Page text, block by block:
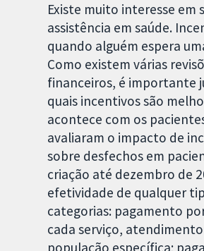
Existe muito interesse
assistência em saúde.
quando alguém espera
Como existem várias
financeiros, é importante
quais incentivos são
acontece com os
avaliaram o impacto de
sobre desfechos em
criação até dezembro de
efetividade de qualquer
categorias: pagamento
cada serviço,